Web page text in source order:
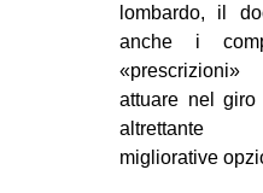
lombardo, il
anche i
attuare nel
altrettante
migliorative